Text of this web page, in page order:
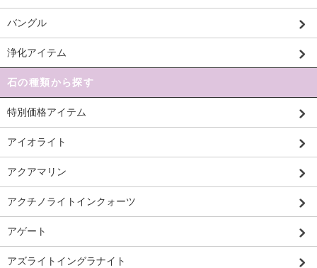
バングル
浄化アイテム
石の種類から探す
特別価格アイテム
アイオライト
アクアマリン
アクチノライトインクォーツ
アゲート
アズライトイングラナイト